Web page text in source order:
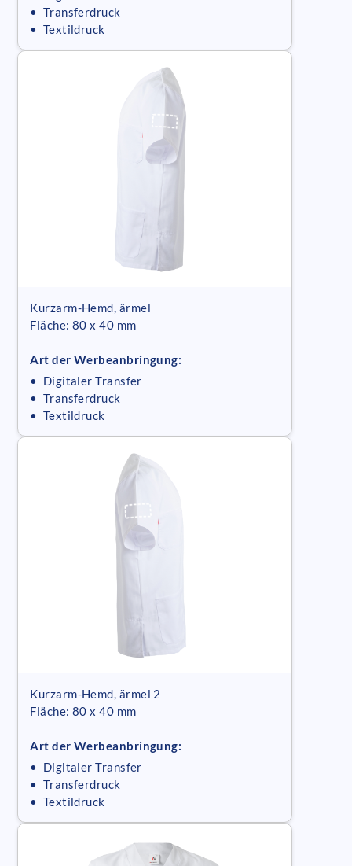
• Transferdruck
• Textildruck
Kurzarm-Hemd, ärmel
Fläche: 80 x 40 mm
Art der Werbeanbringung:
• Digitaler Transfer
• Transferdruck
• Textildruck
Kurzarm-Hemd, ärmel 2
Fläche: 80 x 40 mm
Art der Werbeanbringung:
• Digitaler Transfer
• Transferdruck
• Textildruck